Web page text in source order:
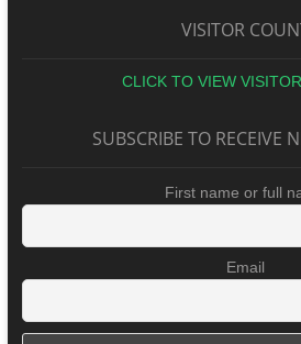
VISITOR
CLICK TO VIEW
SUBSCRIBE TO RECEIVE
First name or full
Email